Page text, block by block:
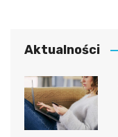
Aktualności